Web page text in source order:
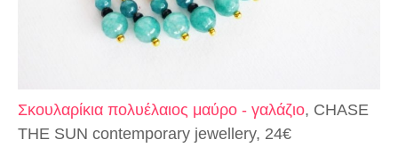
Σκουλαρίκια πολυέλαιος μαύρο - γαλάζιο, CHASE
THE SUN contemporary jewellery, 24€